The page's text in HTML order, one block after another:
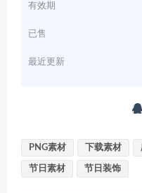
有效期
已售
最近更新
PNG素材 下载素材
节日素材 节日装饰